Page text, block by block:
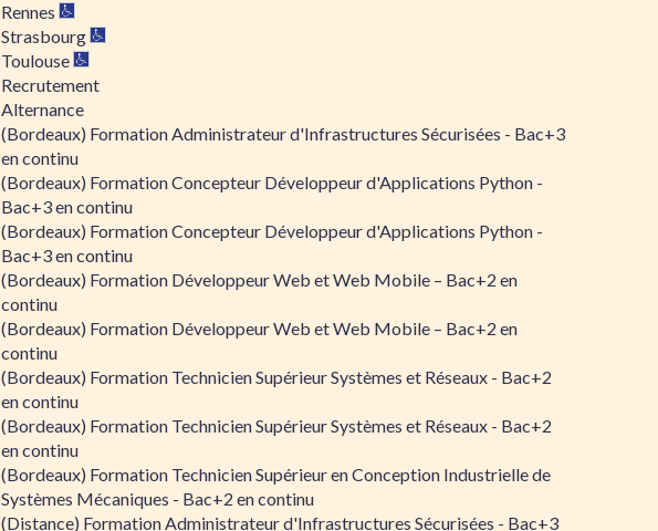
Rennes
Strasbourg
Toulouse
Recrutement
Alternance
(Bordeaux) Formation Administrateur d'Infrastructures Sécurisées - Bac+3
en continu
(Bordeaux) Formation Concepteur Développeur d'Applications Python -
Bac+3 en continu
(Bordeaux) Formation Concepteur Développeur d'Applications Python -
Bac+3 en continu
(Bordeaux) Formation Développeur Web et Web Mobile – Bac+2 en
continu
(Bordeaux) Formation Développeur Web et Web Mobile – Bac+2 en
continu
(Bordeaux) Formation Technicien Supérieur Systèmes et Réseaux - Bac+2
en continu
(Bordeaux) Formation Technicien Supérieur Systèmes et Réseaux - Bac+2
en continu
(Bordeaux) Formation Technicien Supérieur en Conception Industrielle de
Systèmes Mécaniques - Bac+2 en continu
(Distance) Formation Administrateur d'Infrastructures Sécurisées - Bac+3